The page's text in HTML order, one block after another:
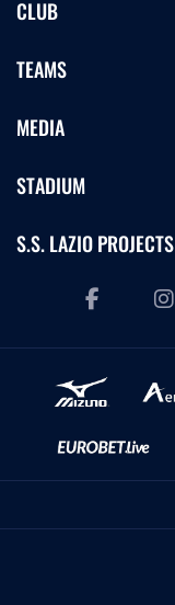
CLUB
TEAMS
MEDIA
STADIUM
S.S. LAZIO PROJECTS